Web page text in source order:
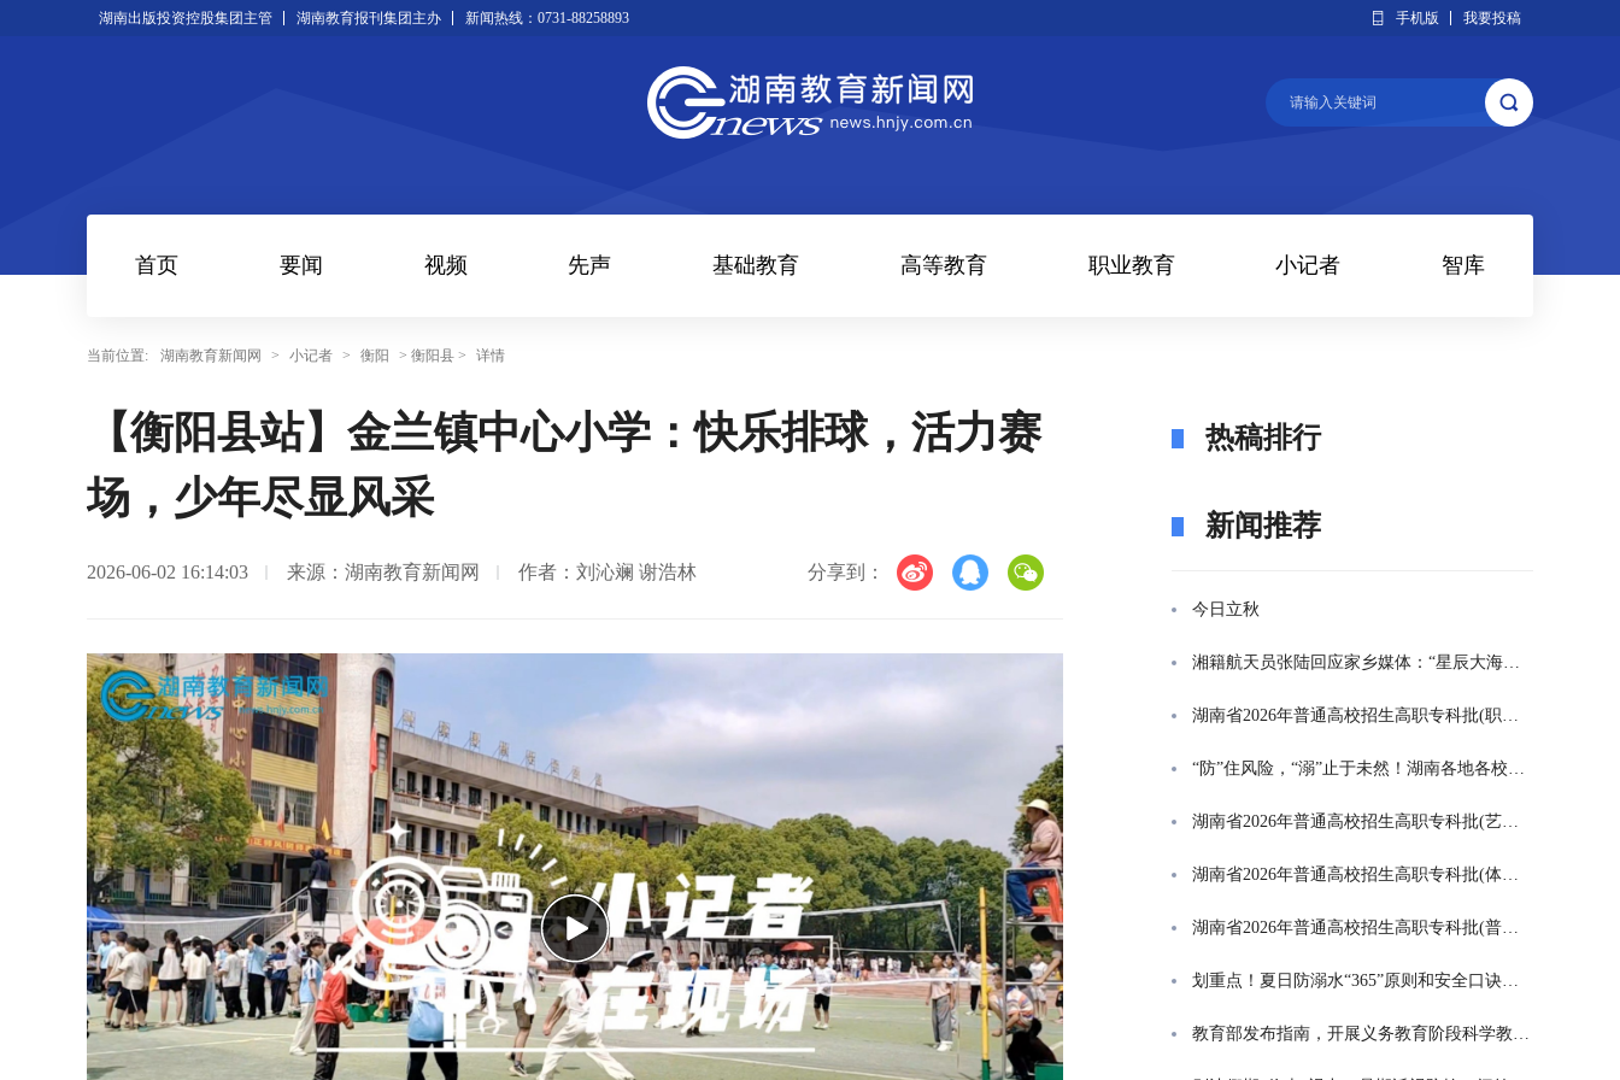
湖南出版投资控股集团主管 湖南教育报刊集团主办 新闻热线：0731-88258893 手机版 我要投稿
首页 要闻 视频 先声 基础教育 高等教育 职业教育 小记者 智库
当前位置: 湖南教育新闻网 > 小记者 > 衡阳 > 衡阳县 > 详情
【衡阳县站】金兰镇中心小学：快乐排球，活力赛
场，少年尽显风采
2026-06-02 16:14:03 来源：湖南教育新闻网 作者：刘沁斓 谢浩林 分享到：
Play
热稿排行
新闻推荐
今日立秋
湘籍航天员张陆回应家乡媒体：“星辰大海是一群人的长征”
湖南省2026年普通高校招生高职专科批(职高对口类)第一次投档分数线
“防”住风险，“溺”止于未然！湖南各地各校打响防溺水“保卫战”
湖南省2026年普通高校招生高职专科批(艺术类)第一次投档分数线
湖南省2026年普通高校招生高职专科批(体育类)第一次投档分数线
湖南省2026年普通高校招生高职专科批(普通类)第一次投档分数线
划重点！夏日防溺水“365”原则和安全口诀一起学
教育部发布指南，开展义务教育阶段科学教育“做中学”领航行动